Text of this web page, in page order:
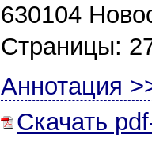
630104
Страницы:
Аннотация
Скачать